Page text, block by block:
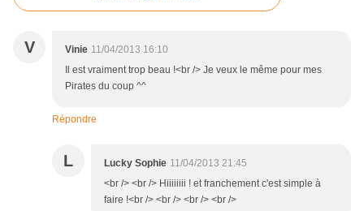
V Vinie 11/04/2013 16:10
Il est vraiment trop beau !<br /> Je veux le même pour mes
Pirates du coup ^^
Répondre
L Lucky Sophie 11/04/2013 21:45
<br /> <br /> Hiiiiiiii ! et franchement c'est simple à
faire !<br /> <br /> <br /> <br />